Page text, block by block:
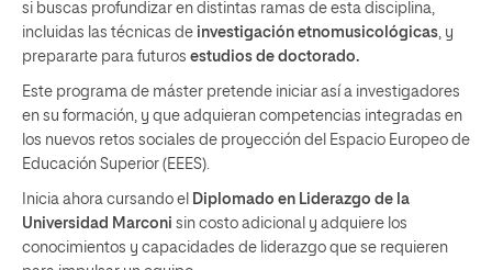
si buscas profundizar en distintas ramas de esta disciplina,
incluidas las técnicas de investigación etnomusicológicas, y
prepararte para futuros estudios de doctorado.
Este programa de máster pretende iniciar así a investigadores
en su formación, y que adquieran competencias integradas en
los nuevos retos sociales de proyección del Espacio Europeo de
Educación Superior (EEES).
Inicia ahora cursando el Diplomado en Liderazgo de la
Universidad Marconi sin costo adicional y adquiere los
conocimientos y capacidades de liderazgo que se requieren